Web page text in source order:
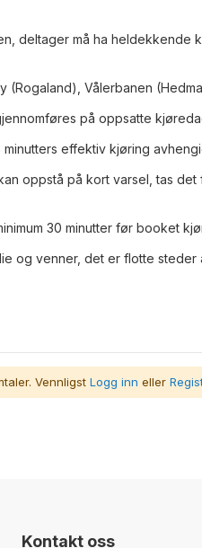
deltager må ha
(Rogaland), Vålerbanen
på oppsatte
minutters effektiv kjøring
oppstå på kort varsel, tas
30 minutter før booket
og venner, det er flotte steder
VennligstLogg inn eller
Kontakt oss